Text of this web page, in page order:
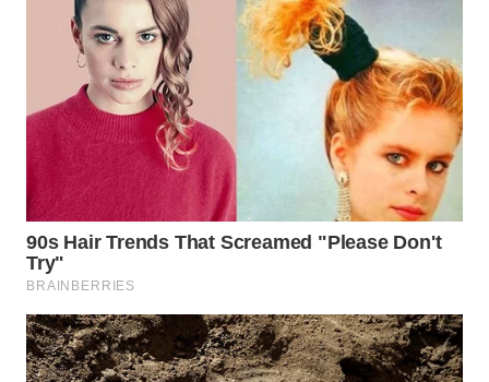
WN
TAPANULI
SELATAN
WN
TANJUNG
LESUNG
KARO
WN
SIMALUNGUN